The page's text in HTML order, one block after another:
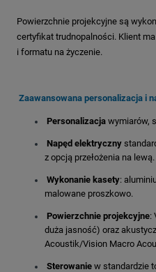
Powierzchnie projekcyjne są
certyfikat trudnopalności. Klient
i formatu na życzenie.
Zaawansowana personalizacja i
Personalizacja wymiarów,
Napęd elektryczny
z opcją przełożenia na lewą.
Wykonanie kasety:
malowane proszkowo.
Powierzchnie projekcyjne:
duża jasność) oraz
Acoustik/Vision Macro
Sterowanie w standardzie